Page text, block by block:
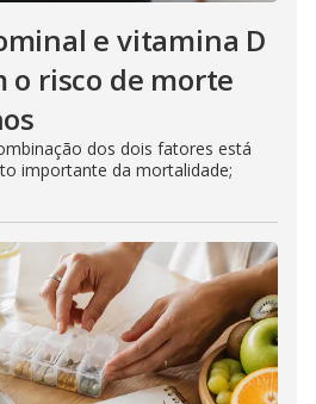
e vitamina D
o risco de morte
dos dois fatores está
importante da mortalidade;